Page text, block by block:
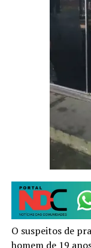
O suspeitos de
homem de 19